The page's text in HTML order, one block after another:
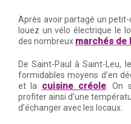
Après avoir partagé un
louez un vélo électrique le
des nombreux marchés de
De Saint-Paul à Saint-Leu,
formidables moyens d’en
et la cuisine créole. On
profiter ainsi d’une
d’échanger avec les locaux.